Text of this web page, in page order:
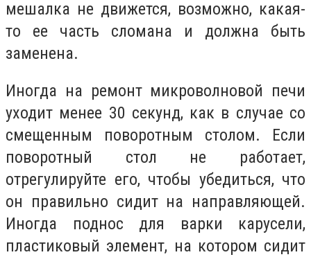
мешалка не движется, возможно, какая-
то ее часть сломана и должна быть
заменена.
Иногда на ремонт микроволновой печи
уходит менее 30 секунд, как в случае со
смещенным поворотным столом. Если
поворотный стол не работает,
отрегулируйте его, чтобы убедиться, что
он правильно сидит на направляющей.
Иногда поднос для варки карусели,
пластиковый элемент, на котором сидит